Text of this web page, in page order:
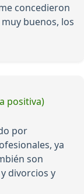
concedieron
buenos, los
positiva)
por
ya
son
divorcios y